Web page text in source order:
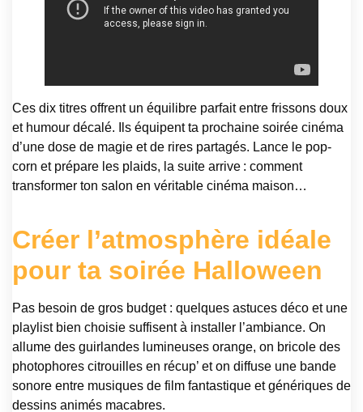
Ces dix titres offrent un équilibre parfait entre frissons doux
et humour décalé. Ils équipent ta prochaine soirée cinéma
d’une dose de magie et de rires partagés. Lance le pop-
corn et prépare les plaids, la suite arrive : comment
transformer ton salon en véritable cinéma maison…
Créer l’atmosphère idéale
pour ta soirée Halloween
Pas besoin de gros budget : quelques astuces déco et une
playlist bien choisie suffisent à installer l’ambiance. On
allume des guirlandes lumineuses orange, on bricole des
photophores citrouilles en récup’ et on diffuse une bande
sonore entre musiques de film fantastique et génériques de
dessins animés macabres.